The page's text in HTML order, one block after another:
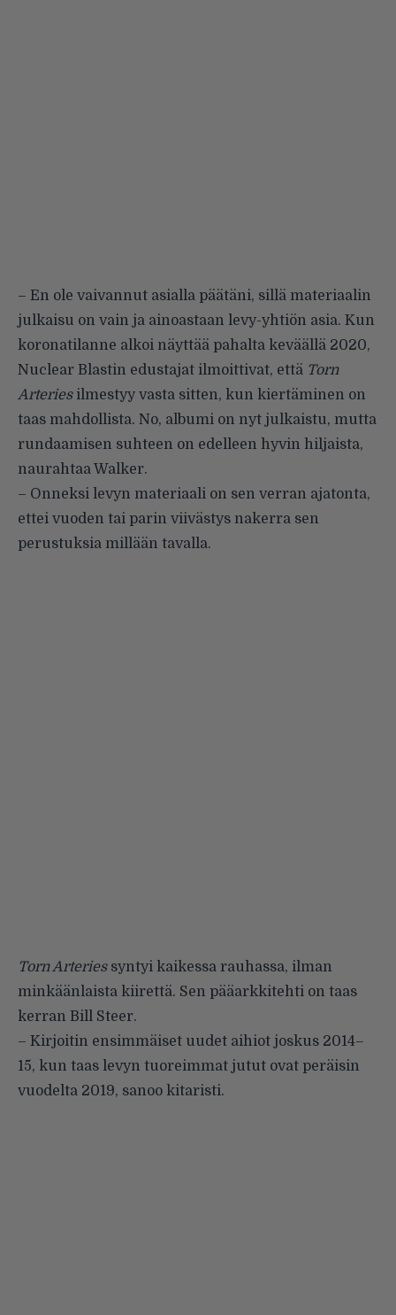
– En ole vaivannut asialla päätäni, sillä materiaalin
julkaisu on vain ja ainoastaan levy-yhtiön asia. Kun
koronatilanne alkoi näyttää pahalta keväällä 2020,
Nuclear Blastin edustajat ilmoittivat, että Torn
Arteriesilmestyy vasta sitten, kun kiertäminen on
taas mahdollista. No, albumi on nyt julkaistu, mutta
rundaamisen suhteen on edelleen hyvin hiljaista,
naurahtaa Walker.
– Onneksi levyn materiaali on sen verran ajatonta,
ettei vuoden tai parin viivästys nakerra sen
perustuksia millään tavalla.
Torn Arteriessyntyi kaikessa rauhassa, ilman
minkäänlaista kiirettä. Sen pääarkkitehti on taas
kerran Bill Steer.
– Kirjoitin ensimmäiset uudet aihiot joskus 2014–
15, kun taas levyn tuoreimmat jutut ovat peräisin
vuodelta 2019, sanoo kitaristi.